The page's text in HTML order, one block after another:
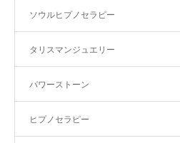
ソウルヒプノセラピー
タリスマンジュエリー
パワーストーン
ヒプノセラピー